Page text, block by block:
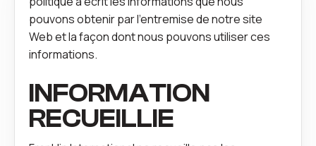
Carrières
Personne-ressource
SDS
pouvons obtenir par l'entremise de notre site
Web et la façon dont nous pouvons utiliser ces
informations.
INFORMATION
RECUEILLIE